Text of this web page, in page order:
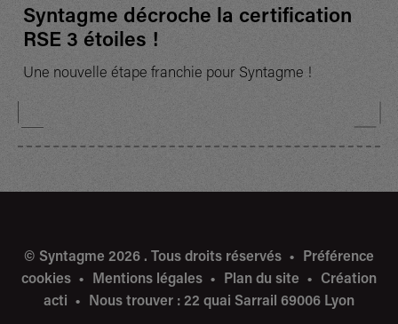
Syntagme décroche la certification
RSE 3 étoiles !
Une nouvelle étape franchie pour Syntagme !
© Syntagme 2026 . Tous droits réservés
Préférence
cookies
Mentions légales Plan du site
Création
acti
Nous trouver : 22 quai Sarrail 69006 Lyon